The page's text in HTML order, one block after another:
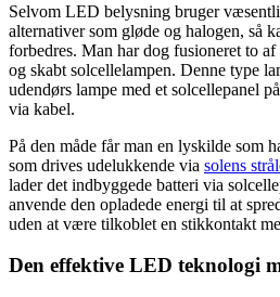
Selvom LED belysning bruger
alternativer som gløde og halogen, så
forbedres. Man har dog fusioneret to
og skabt solcellelampen. Denne type
udendørs lampe med et solcellepanel
via kabel.
På den måde får man en lyskilde som
som drives udelukkende via solens
lader det indbyggede batteri via
anvende den opladede energi til at
uden at være tilkoblet en stikkontakt
Den effektive LED teknologi